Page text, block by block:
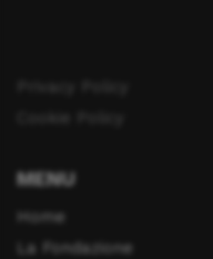
MENU
Home
La Fondazione